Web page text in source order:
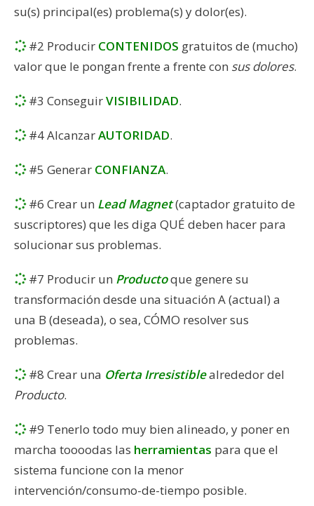
su(s) principal(es) problema(s) y dolor(es).
#2 Producir CONTENIDOS gratuitos de (mucho)
valor que le pongan frente a frente con sus dolores.
#3 ConseguirVISIBILIDAD.
#4 AlcanzarAUTORIDAD.
#5 Generar CONFIANZA.
#6 Crear un Lead Magnet(captador gratuito de
suscriptores) que les diga QUÉ deben hacer para
solucionar sus problemas.
#7 Producir un Productoque genere su
transformación desde una situación A (actual) a
una B (deseada), o sea, CÓMO resolver sus
problemas.
#8 Crear una Oferta Irresistiblealrededor del
Producto.
#9 Tenerlo todo muy bien alineado, y poner en
marcha toooodas las herramientas para que el
sistema funcione con la menor
intervención/consumo-de-tiempo posible.